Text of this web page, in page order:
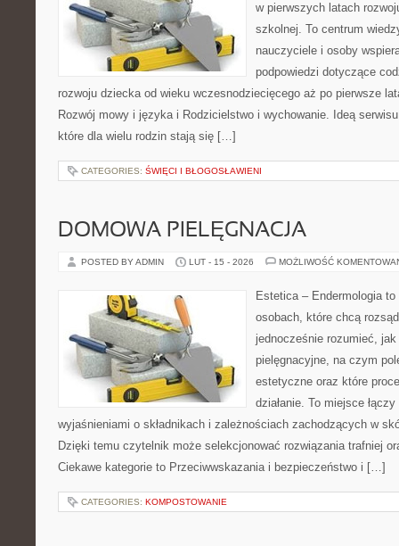
w pierwszych latach
szkolnej. To centrum
nauczyciele i osoby
podpowiedzi dotyczące
rozwoju dziecka od wieku wczesnodziecięcego aż po pierwsze
Rozwój mowy i języka i Rodzicielstwo i wychowanie. Ideą
które dla wielu rodzin stają się […]
CATEGORIES: ŚWIĘCI I BŁOGOSŁAWIENI
DOMOWA PIELĘGNACJA
POSTED BY ADMIN LUT - 15 - 2026 MOŻLIWOŚĆ
Estetica – Endermologia
osobach, które chcą
jednocześnie rozumieć, jak
pielęgnacyjne, na czym
estetyczne oraz które
działanie. To miejsce
wyjaśnieniami o składnikach i zależnościach zachodzących w
Dzięki temu czytelnik może selekcjonować rozwiązania trafniej
Ciekawe kategorie to Przeciwwskazania i bezpieczeństwo i […]
CATEGORIES: KOMPOSTOWANIE